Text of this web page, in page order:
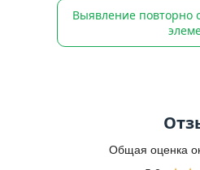
Выявление повторно
Общая оценка